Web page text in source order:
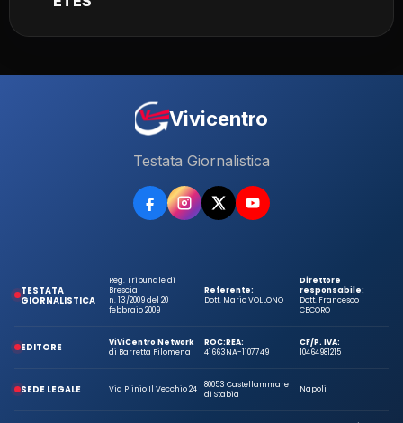
Vivicentro
Testata Giornalistica
TESTATA
GIORNALISTICA
Reg. Tribunale di
Brescia
n. 13/2009 del 20
febbraio 2009
Referente:
Dott. Mario VOLLONO
Direttore
responsabile:
Dott. Francesco
CECORO
EDITORE
ViViCentro Network
di Barretta Filomena
ROC:
41663
REA:
NA-1107749
CF/P. IVA:
10464981215
SEDE LEGALE Via Plinio Il Vecchio 24
80053 Castellammare
di Stabia
Napoli